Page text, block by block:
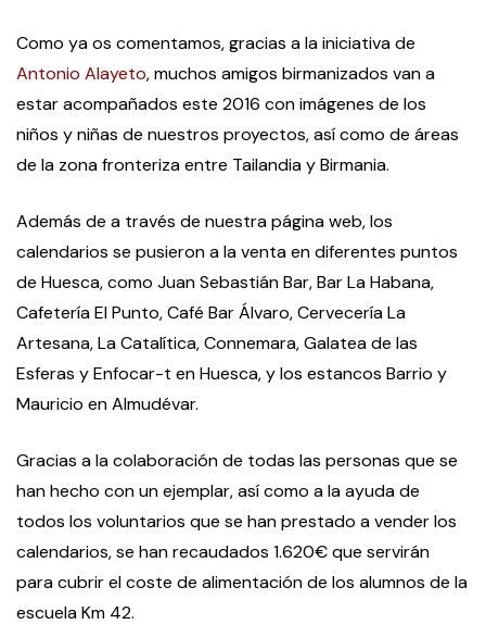
Como ya os comentamos, gracias a la iniciativa de
Antonio Alayeto, muchos amigos birmanizados van a
estar acompañados este 2016 con imágenes de los
niños y niñas de nuestros proyectos, así como de áreas
de la zona fronteriza entre Tailandia y Birmania.
Además de a través de nuestra página web, los
calendarios se pusieron a la venta en diferentes puntos
de Huesca, como Juan Sebastián Bar, Bar La Habana,
Cafetería El Punto, Café Bar Álvaro, Cervecería La
Artesana, La Catalítica, Connemara, Galatea de las
Esferas y Enfocar-t en Huesca, y los estancos Barrio y
Mauricio en Almudévar.
Gracias a la colaboración de todas las personas que se
han hecho con un ejemplar, así como a la ayuda de
todos los voluntarios que se han prestado a vender los
calendarios, se han recaudados 1.620€ que servirán
para cubrir el coste de alimentación de los alumnos de la
escuela Km 42.